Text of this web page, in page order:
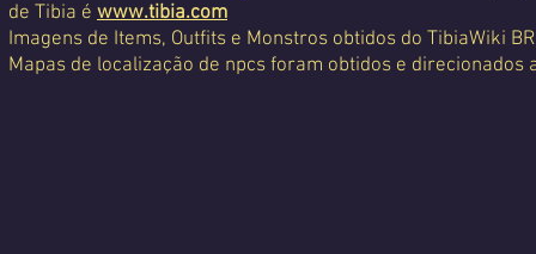
de Tibia é www.tibia.com
Imagens de Items, Outfits e Monstros obtidos do TibiaWiki
Mapas de localização de npcs foram obtidos e direcionados